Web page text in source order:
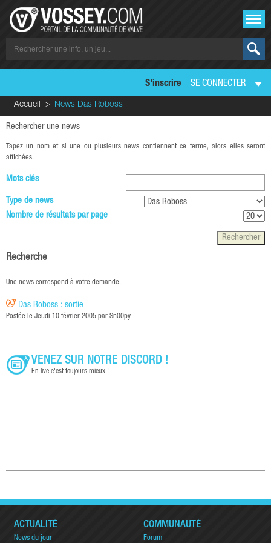
S'inscrire SE CONNECTER
Accueil News Das Roboss
Rechercher une news
Tapez un nom et si une ou plusieurs news contiennent ce terme, alors elles seront
affichées.
Mots clés
Type de news
Nombre de résultats par page
Recherche
Une news correspond à votre demande.
Das Roboss : sortie
Postée le Jeudi 10 février 2005 par Sn00py
VENEZ SUR NOTRE DISCORD !
En live c'est toujours mieux !
ACTUALITÉ
News du jour
COMMUNAUTÉ
Forum